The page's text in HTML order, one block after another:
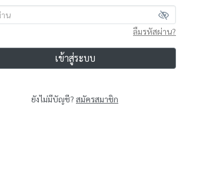
ลืมรหัสผ่าน?
เข้าสู่ระบบ
ยังไม่มีบัญชี? สมัครสมาชิก